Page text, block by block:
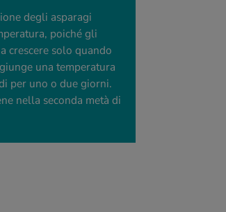
degli asparagi
poiché gli
crescere solo quando
una temperatura
per uno o due giorni.
nella seconda metà di